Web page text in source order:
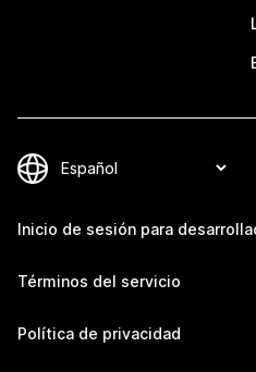
Inicio de sesión para
Términos del servicio
Política de privacidad